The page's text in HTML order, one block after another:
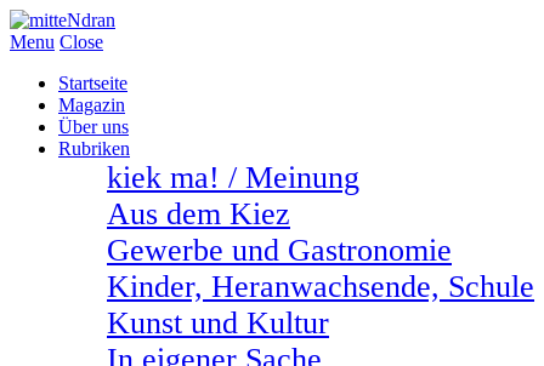
Menu Close
Startseite
Magazin
Über uns
Rubriken
kiek ma! / Meinung
Aus dem Kiez
Gewerbe und Gastronomie
Kinder, Heranwachsende, Schule
Kunst und Kultur